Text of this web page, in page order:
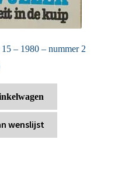
– 1980 – nummer 2
wenslijst